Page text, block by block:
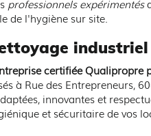
professionnels expérimentés
de l'hygiène sur site.
industriel
certifiée Qualipropre
à Rue des Entrepreneurs,
innovantes et
et sécuritaire de vos